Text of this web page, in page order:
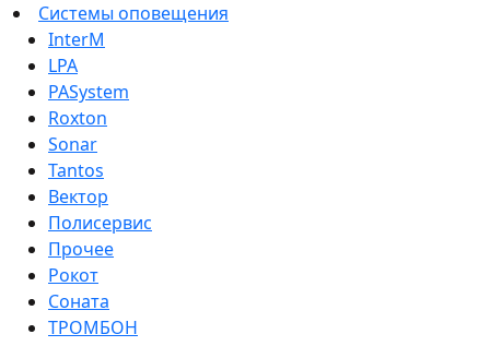
Системы оповещения
InterM
LPA
PASystem
Roxton
Sonar
Tantos
Вектор
Полисервис
Прочее
Рокот
Соната
ТРОМБОН